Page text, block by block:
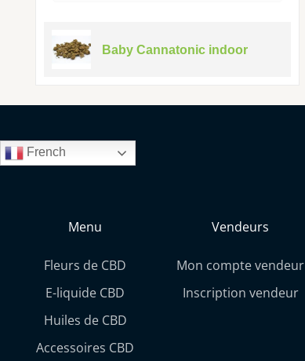
Baby Cannatonic indoor
French
Menu
Fleurs de CBD
E-liquide CBD
Huiles de CBD
Accessoires CBD
Vendeurs
Mon compte vendeur
Inscription vendeur